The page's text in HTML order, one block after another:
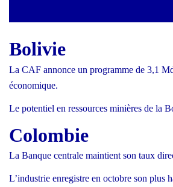
Bolivie
La CAF annonce un programme de 3,1
économique.
Le potentiel en ressources minières de la
Colombie
La Banque centrale maintient son taux
L’industrie enregistre en octobre son plus